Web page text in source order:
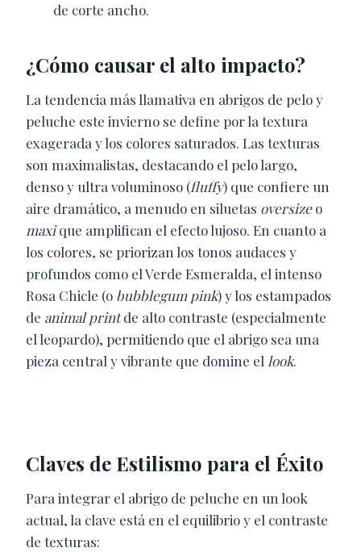
de corte ancho.
¿Cómo causar el alto impacto?
La tendencia más llamativa en abrigos de pelo y
peluche este invierno se define por la textura
exagerada y los colores saturados. Las texturas
son maximalistas, destacando el pelo largo,
denso y ultra voluminoso (fluffy) que confiere un
aire dramático, a menudo en siluetas oversizeo
maxique amplifican el efecto lujoso. En cuanto a
los colores, se priorizan los tonos audaces y
profundos como el Verde Esmeralda, el intenso
Rosa Chicle (o bubblegum pink) y los estampados
de animal printde alto contraste (especialmente
el leopardo), permitiendo que el abrigo sea una
pieza central y vibrante que domine el look.
Claves de Estilismo para el Éxito
Para integrar el abrigo de peluche en un look
actual, la clave está en el equilibrio y el contraste
de texturas: